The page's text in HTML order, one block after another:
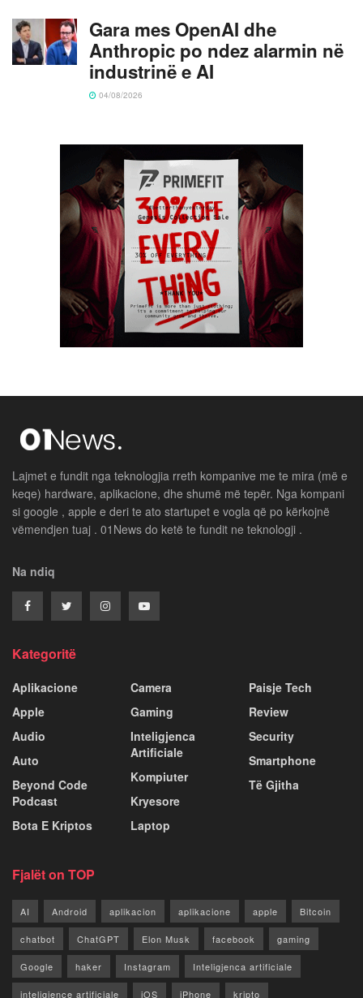
Gara mes OpenAI dhe
Anthropic po ndez alarmin në
industrinë e AI
04/08/2026
Lajmet e fundit nga teknologjia rreth kompanive me te mira (më e
keqe) hardware, aplikacione, dhe shumë më tepër. Nga kompani
si google , apple e deri te ato startupet e vogla që po kërkojnë
vëmendjen tuaj . 01News do ketë te fundit ne teknologji .
Na ndiq
Kategoritë
Aplikacione
Apple
Audio
Auto
Beyond Code
Podcast
Bota E Kriptos
Camera
Gaming
Inteligjenca
Artificiale
Kompiuter
Kryesore
Laptop
Paisje Tech
Review
Security
Smartphone
Të Gjitha
Fjalët on TOP
AI Android aplikacion aplikacione apple Bitcoin
chatbot ChatGPT Elon Musk facebook gaming
Google haker Instagram Inteligjenca artificiale
inteligjence artificiale iOS iPhone kripto